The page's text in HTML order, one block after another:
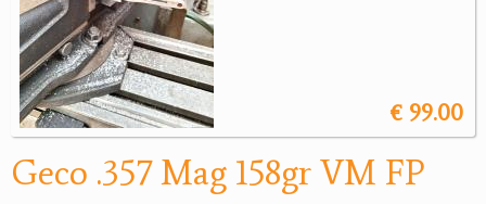
€ 99.00
Geco .357 Mag 158gr VM FP